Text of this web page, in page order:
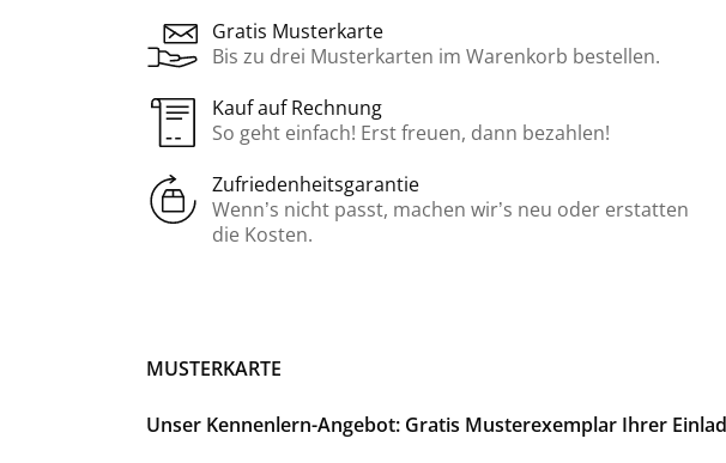
Gratis Musterkarte
Bis zu drei Musterkarten im Warenkorb bestellen.
Kauf auf Rechnung
So geht einfach! Erst freuen, dann bezahlen!
Zufriedenheitsgarantie
Wenn’s nicht passt, machen wir’s neu oder erstatten
die Kosten.
MUSTERKARTE
Unser Kennenlern-Angebot: Gratis Musterexemplar Ihrer